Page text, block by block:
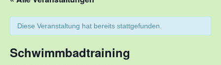
Über uns
Die Geschichte unseres Vereins
Diese Veranstaltung hat bereits stattgefunden.
Schwimmbadtraining